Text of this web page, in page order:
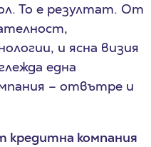
То е резултат. От
и ясна визия
една
– отвътре и
кредитна компания